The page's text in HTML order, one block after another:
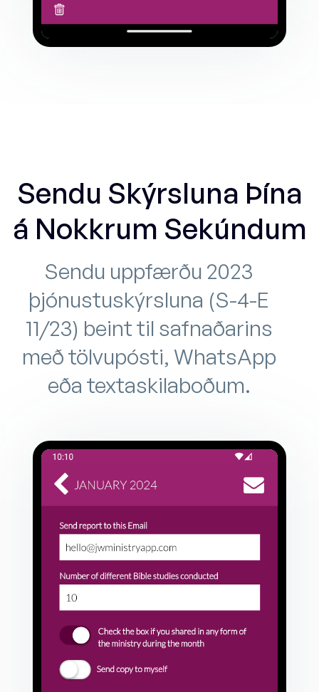
Sendu Skýrsluna Þína
á Nokkrum Sekúndum
Sendu uppfærðu 2023
þjónustuskýrsluna (S-4-E
11/23) beint til safnaðarins
með tölvupósti, WhatsApp
eða textaskilaboðum.